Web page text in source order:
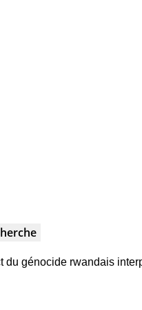
du génocide rwandais